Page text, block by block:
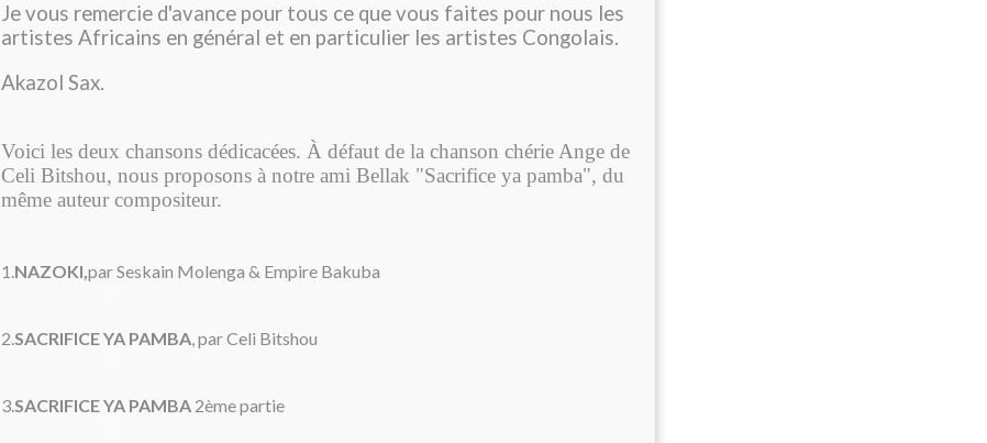
Je vous remercie d'avance pour tous ce que vous faites pour nous les
artistes Africains en général et en particulier les artistes Congolais.
Akazol Sax.
Voici les deux chansons dédicacées. À défaut de la chanson chérie Ange de
Celi Bitshou, nous proposons à notre ami Bellak "Sacrifice ya pamba", du
même auteur compositeur.
1.NAZOKI,par Seskain Molenga & Empire Bakuba
2.SACRIFICE YA PAMBA, par Celi Bitshou
3.SACRIFICE YA PAMBA 2ème partie